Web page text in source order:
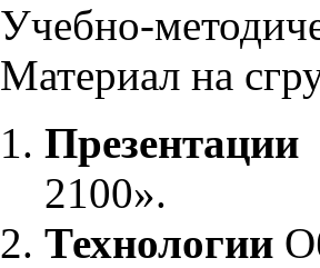
Учебно-
Материал на
2100».
Технологии